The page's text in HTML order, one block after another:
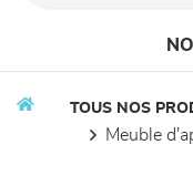
TOUS NOS
meuble